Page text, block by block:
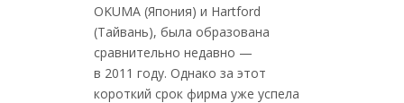
OKUMA (Япония) и Hartford
(Тайвань), была образована
сравнительно недавно —
в 2011 году. Однако за этот
короткий срок фирма уже успела